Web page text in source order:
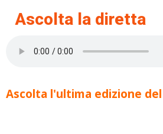
Ascolta la diretta
Ascolta l'ultima edizione